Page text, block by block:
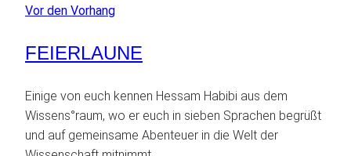
Vor den Vorhang
FEIERLAUNE
Einige von euch kennen Hessam Habibi aus dem
Wissens°raum, wo er euch in sieben Sprachen begrüßt
und auf gemeinsame Abenteuer in die Welt der